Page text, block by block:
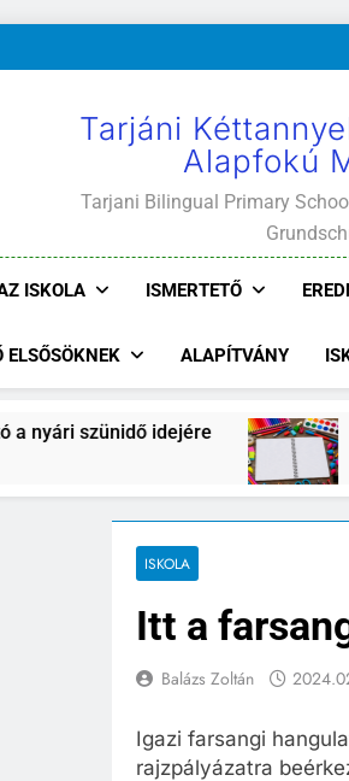
Tarjáni
Alapfokú
Tarjani Bilingual Primary
ISKOLA ISMERTETŐ
ELSŐSÖKNEK ALAPÍTVÁNY
idejére
2026.06.05.
ISKOLA
Itt a
Balázs Zoltán
Igazi farsangi
rajzpályázatra